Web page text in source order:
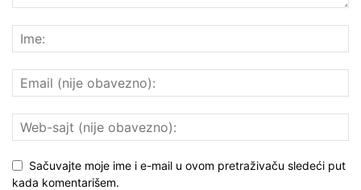
Sačuvajte moje ime i e-mail u ovom pretraživaču sledeći put
kada komentarišem.